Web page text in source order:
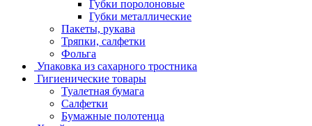
Губки поролоновые
Губки металлические
Пакеты, рукава
Тряпки, салфетки
Фольга
Упаковка из сахарного тростника
Гигиенические товары
Туалетная бумага
Салфетки
Бумажные полотенца